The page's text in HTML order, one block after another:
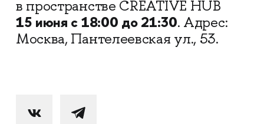
в пространстве CREATIVE HUB
15 июня с 18:00 до 21:30. Адрес:
Москва, Пантелеевская ул., 53.